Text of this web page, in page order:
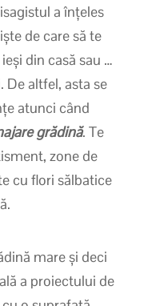
a înțeles
de care să te
din casă sau …
De altfel, asta se
atunci când
grădină. Te
zone de
cu flori sălbatice
mare și deci
a proiectului de